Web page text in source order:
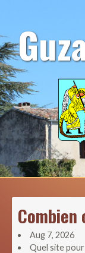
contenu
Aug 7, 2026
Quel site